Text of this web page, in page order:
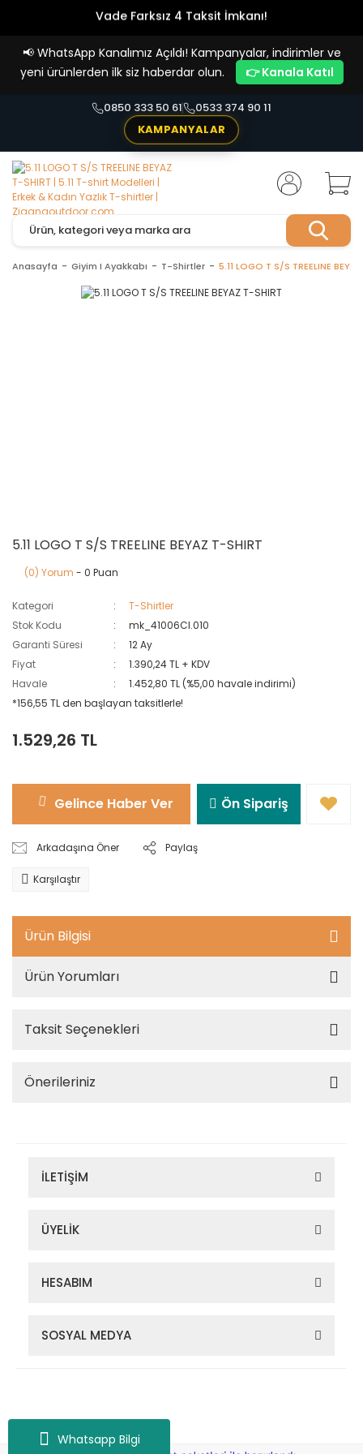
Whatsapp Bilgi
Vade Farksız 4 Taksit İmkanı!
📢 WhatsApp Kanalımız Açıldı! Kampanyalar, indirimler ve
yeni ürünlerden ilk siz haberdar olun.
👉 Kanala Katıl
0850 333 50 61
0533 374 90 11
KAMPANYALAR
Anasayfa Giyim I Ayakkabı T-Shirtler 5.11 LOGO T S/S TREELINE
5.11 LOGO T S/S TREELINE BEYAZ T-SHIRT
(0) Yorum - 0 Puan
Kategori
T-Shirtler
Stok Kodu
mk_41006CI.010
Garanti Süresi
12 Ay
Fiyat
1.390,24 TL + KDV
Havale
1.452,80 TL (%5,00 havale indirimi)
*156,55 TL den başlayan taksitlerle!
1.529,26 TL
Gelince Haber Ver Ön Sipariş
Arkadaşına Öner Paylaş
Karşılaştır
Ürün Bilgisi
Ürün Yorumları
Taksit Seçenekleri
Önerileriniz
İLETİŞİM
ÜYELİK
HESABIM
SOSYAL MEDYA